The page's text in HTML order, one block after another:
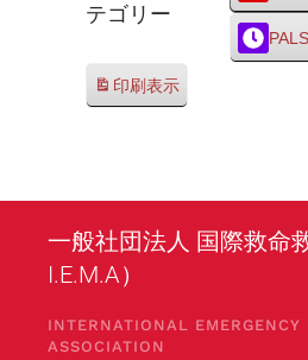
テゴリー
印刷表示
一般社団法人 国際救命
I.E.M.A）
INTERNATIONAL EMERGENCY
ASSOCIATION